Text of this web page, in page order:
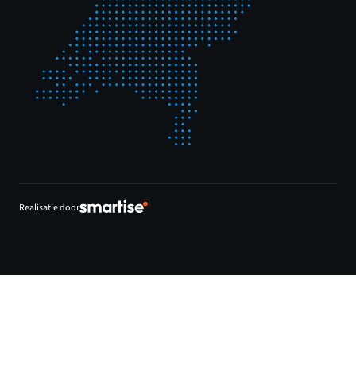
Realisatie door